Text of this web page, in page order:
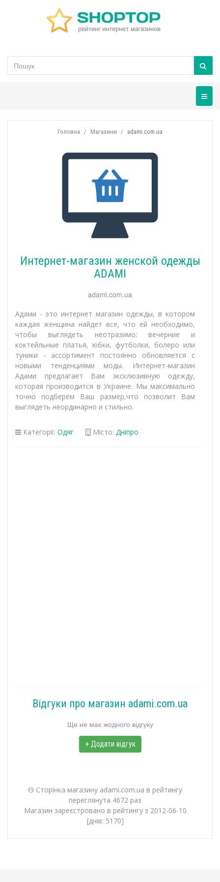
Головна Магазини adami.com.ua
Интернет-магазин женской одежды
ADAMI
adami.com.ua
Адами - это интернет магазин одежды, в котором
каждая женщина найдет все, что ей необходимо,
чтобы выглядеть неотразимо: вечерние и
коктейльные платья, юбки, футболки, болеро или
туники - ассортимент постоянно обновляется с
новыми тенденциями моды. Интернет-магазин
Адами предлагает Вам эксклюзивную одежду,
которая производится в Украине. Мы максимально
точно подберём Ваш размер,что позволит Вам
выглядеть неординарно и стильно.
Категорії: Одяг Місто: Дніпро
Відгуки про магазин adami.com.ua
Ще не має жодного відгуку
+ Додати відгук
Сторінка магазину adami.com.ua в рейтингу
переглянута 4672 раз
Магазин зареєстровано в рейтингу з 2012-06-10
[днів: 5170]